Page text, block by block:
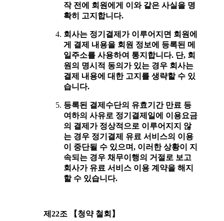
작 전에 회원에게 이와 같은 사실을 명
확히 고지합니다.
회사는 정기결제가 이루어지면 회원에
게 결제 내용을 회원 정보에 등록된 메
일주소를 사용하여 통지합니다. 단, 회
원의 명시적 동의가 있는 경우 회사는
결제 내용에 대한 고지를 생략할 수 있
습니다.
등록된 결제수단의 유효기간 만료 등
여하의 사유로 정기결제일에 이용요금
의 결제가 정상적으로 이루어지지 않
는 경우 정기결제 유료 서비스의 이용
이 중단될 수 있으며, 이러한 상황이 지
속되는 경우 채무이행의 거절로 보고
회사가 유료 서비스 이용 계약을 해지
할 수 있습니다.
제22조 【청약 철회】